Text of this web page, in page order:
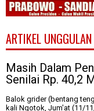
ARTIKEL UNGGULAN
Masih Dalam
Senilai Rp. 40,2
Balok grider (bentang
kali Ngotok, Jum'at (11/